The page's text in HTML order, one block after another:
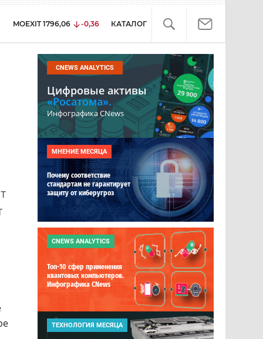
MOEXIT 1796,06 -0,36 КАТАЛОГ
CNEWS ANALYTICS
Цифровые активы
«Росатома».
Инфографика CNews
МНЕНИЕ МЕСЯЦА
Почему соответствие
стандартам не гарантирует
защиту от киберугроз
CNEWS ANALYTICS
Топ-10 сфер применения
квантовых компьютеров.
Инфографика CNews
ТЕХНОЛОГИЯ МЕСЯЦА